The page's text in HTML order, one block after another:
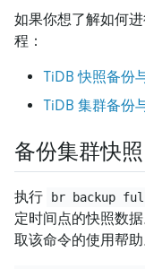
如果你想了解如何
程：
TiDB 快照备份
TiDB 集群备份
备份集群快照
执行 br backup
定时间点的快照数
取该命令的使用帮助